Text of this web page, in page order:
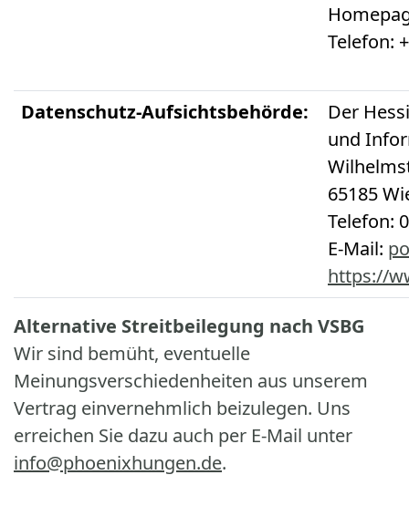
Telefon:
Datenschutz-Aufsichtsbehörde:
Der
und
65185
Telefon:
E-Mail:
https://
Alternative Streitbeilegung nach VSBG
Wir sind bemüht, eventuelle
Meinungsverschiedenheiten aus unserem
Vertrag einvernehmlich beizulegen. Uns
erreichen Sie dazu auch per E-Mail unter
info@phoenixhungen.de.